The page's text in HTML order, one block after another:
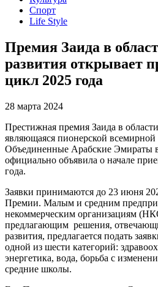
Спорт
Life Style
Премия Заида в
развития открывает
цикл 2025 года
28 марта 2024
Престижная премия Заида в
являющаяся пионерской
Объединенные Арабские Эмираты
официально объявила о начале
года.
Заявки принимаются до 23 июня
Премии. Малым и средним
некоммерческим организациям
предлагающим решения,
развития, предлагается подать
одной из шести категорий:
энергетика, вода, борьба с
средние школы.